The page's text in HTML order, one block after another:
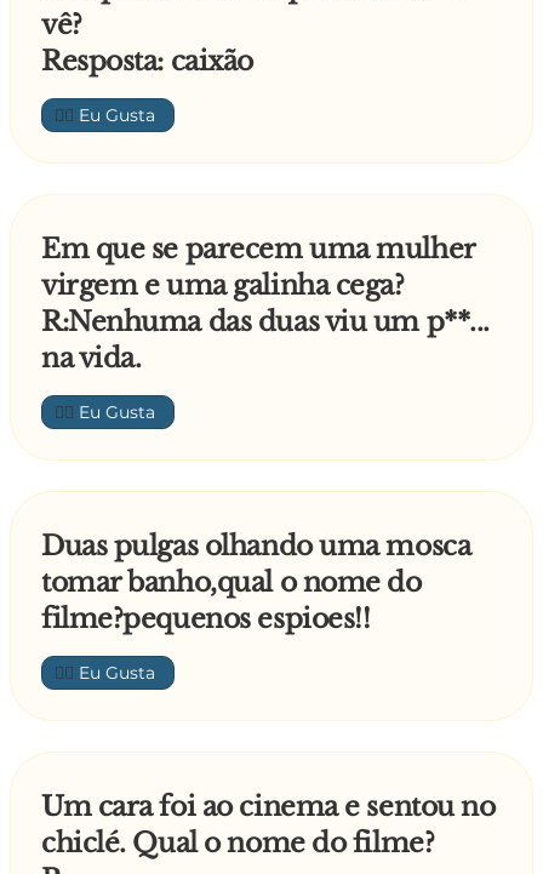
vê?
Resposta: caixão
👍🏼
Em que se parecem uma mulher
virgem e uma galinha cega?
R:Nenhuma das duas viu um p**...
na vida.
👍🏼
Duas pulgas olhando uma mosca
tomar banho,qual o nome do
filme?pequenos espioes!!
👍🏼
Um cara foi ao cinema e sentou no
chiclé. Qual o nome do filme?